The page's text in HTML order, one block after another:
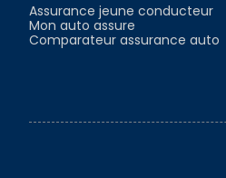
Assurance jeune conducteur
Mon auto assure
Comparateur assurance auto